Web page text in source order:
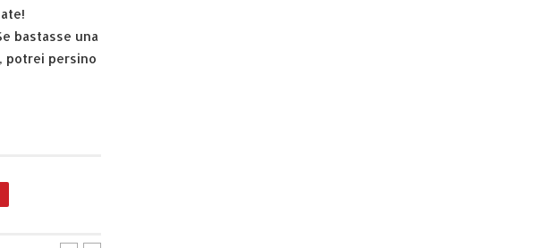
bastasse una
potrei persino